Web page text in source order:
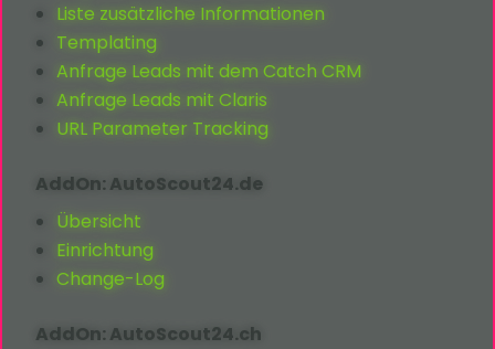
Liste zusätzliche Informationen
Templating
Anfrage Leads mit dem Catch CRM
Anfrage Leads mit Claris
URL Parameter Tracking
AddOn: AutoScout24.de
Übersicht
Einrichtung
Change-Log
AddOn: AutoScout24.ch